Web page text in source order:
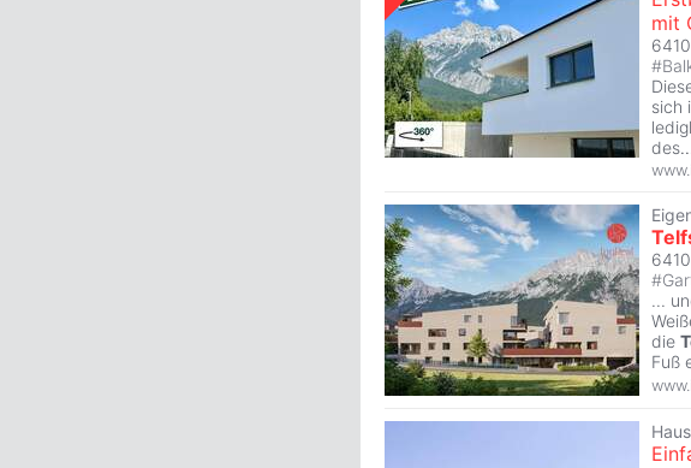
mit
6410
#
sich
des...
6410
#
...
die
Fuß